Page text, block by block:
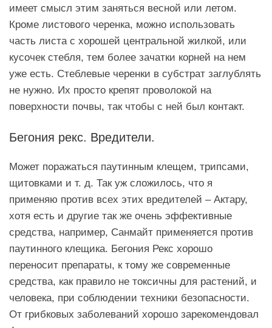
имеет смысл этим заняться весной или летом.
Кроме листового черенка, можно использовать
часть листа с хорошей центральной жилкой, или
кусочек стебля, тем более зачатки корней на нем
уже есть. Стеблевые черенки в субстрат заглублять
не нужно. Их просто крепят проволокой на
поверхности почвы, так чтобы с ней был контакт.
Бегония рекс. Вредители.
Может поражаться паутинным клещем, трипсами,
щитовками и т. д. Так уж сложилось, что я
применяю против всех этих вредителей – Актару,
хотя есть и другие так же очень эффективные
средства, например, Санмайт применяется против
паутинного клещика. Бегония Рекс хорошо
переносит препараты, к тому же современные
средства, как правило не токсичны для растений, и
человека, при соблюдении техники безопасности.
От грибковых заболеваний хорошо зарекомендовал